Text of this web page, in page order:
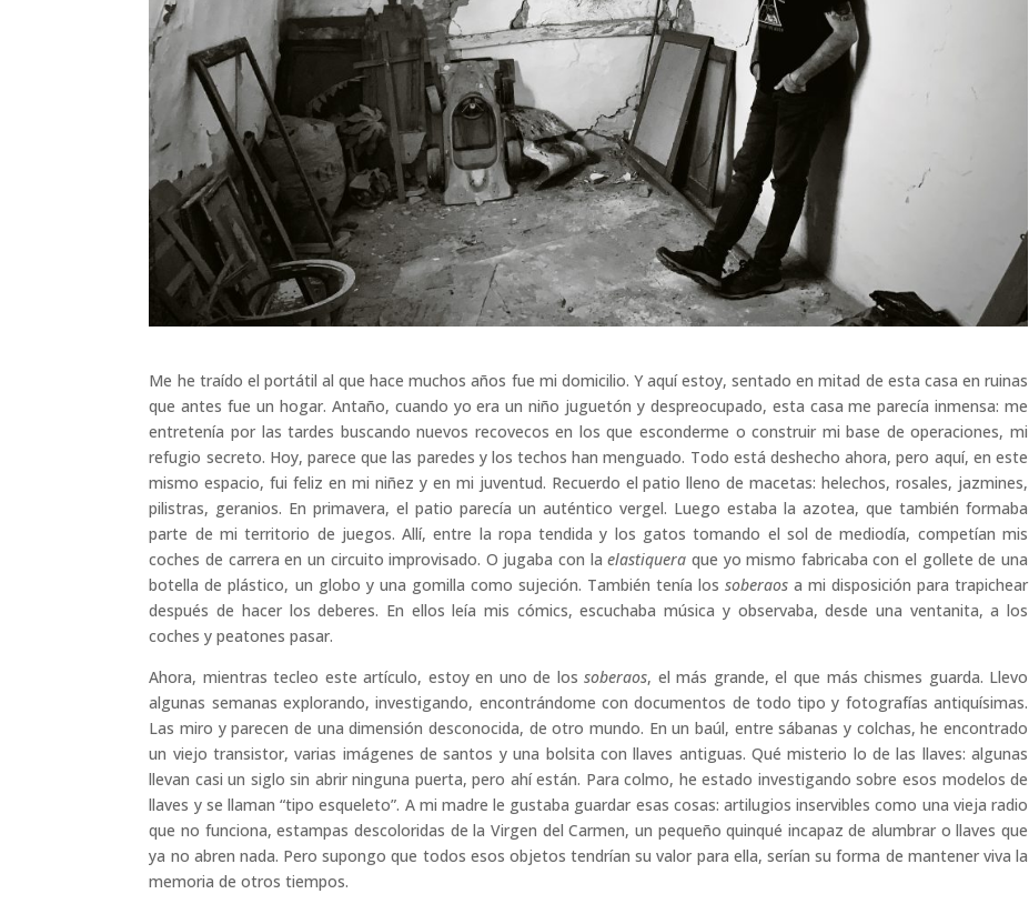
Me he traído el portátil al que hace muchos años fue mi domicilio. Y aquí estoy, sentado en mitad de esta casa en ruinas
que antes fue un hogar. Antaño, cuando yo era un niño juguetón y despreocupado, esta casa me parecía inmensa: me
entretenía por las tardes buscando nuevos recovecos en los que esconderme o construir mi base de operaciones, mi
refugio secreto. Hoy, parece que las paredes y los techos han menguado. Todo está deshecho ahora, pero aquí, en este
mismo espacio, fui feliz en mi niñez y en mi juventud. Recuerdo el patio lleno de macetas: helechos, rosales, jazmines,
pilistras, geranios. En primavera, el patio parecía un auténtico vergel. Luego estaba la azotea, que también formaba
parte de mi territorio de juegos. Allí, entre la ropa tendida y los gatos tomando el sol de mediodía, competían mis
coches de carrera en un circuito improvisado. O jugaba con laelastiquera que yo mismo fabricaba con el gollete de una
botella de plástico, un globo y una gomilla como sujeción. También tenía los soberaosa mi disposición para trapichear
después de hacer los deberes. En ellos leía mis cómics, escuchaba música y observaba, desde una ventanita, a los
coches y peatones pasar.
Ahora, mientras tecleo este artículo, estoy en uno de lossoberaos, el más grande, el que más chismes guarda. Llevo
algunas semanas explorando, investigando, encontrándome con documentos de todo tipo y fotografías antiquísimas.
Las miro y parecen de una dimensión desconocida, de otro mundo. En un baúl, entre sábanas y colchas, he encontrado
un viejo transistor, varias imágenes de santos y una bolsita con llaves antiguas. Qué misterio lo de las llaves: algunas
llevan casi un siglo sin abrir ninguna puerta, pero ahí están. Para colmo, he estado investigando sobre esos modelos de
llaves y se llaman “tipo esqueleto”. A mi madre le gustaba guardar esas cosas: artilugios inservibles como una vieja radio
que no funciona, estampas descoloridas de la Virgen del Carmen, un pequeño quinqué incapaz de alumbrar o llaves que
ya no abren nada. Pero supongo que todos esos objetos tendrían su valor para ella, serían su forma de mantener viva la
memoria de otros tiempos.